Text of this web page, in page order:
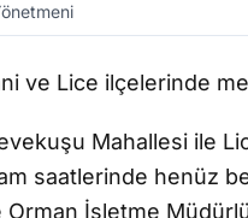
ve Lice ilçelerinde
Mahallesi ile
saatlerinde henüz
İşletme